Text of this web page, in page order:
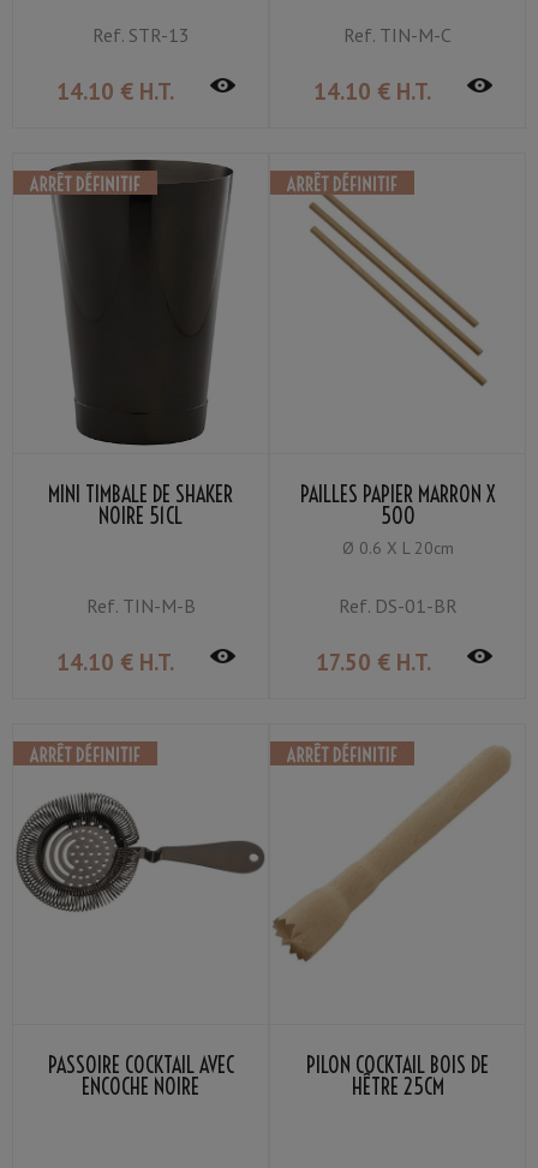
Ref.STR-13
14.10 € H.T.
Ref. TIN-M-C
14.10 € H.T.
MINI TIMBALE DE SHAKER
NOIRE 51CL
Ref.TIN-M-B
14.10 € H.T.
PAILLES PAPIER MARRON X
500
Ø 0.6 X L 20cm
Ref.DS-01-BR
17.50 € H.T.
PASSOIRE COCKTAIL AVEC
ENCOCHE NOIRE
PILON COCKTAIL BOIS DE
HÊTRE 25CM